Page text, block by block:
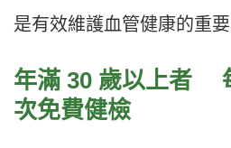
是有效維護血管健康的重要
年滿 30 歲以上者
次免費健檢